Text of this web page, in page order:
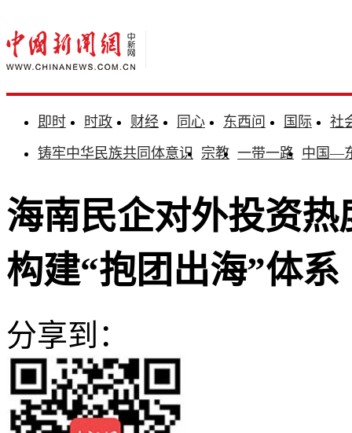
即时 时政 财经 同心 东西问 国际
社
铸牢中华民族共同体意识 宗教 一带一路 中国—
海南民企对外投资
构建“抱团出海”体系
分享到：